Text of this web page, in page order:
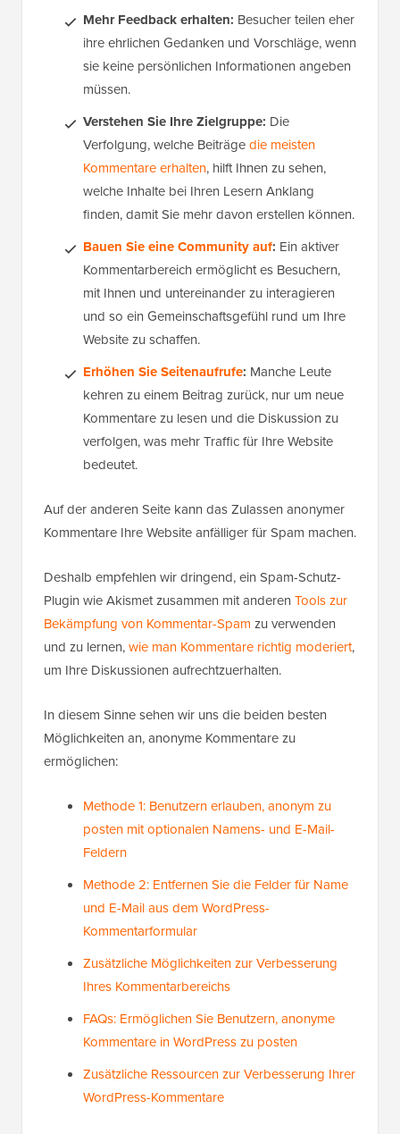
Mehr Feedback erhalten: Besucher teilen eher
ihre ehrlichen Gedanken und Vorschläge, wenn
sie keine persönlichen Informationen angeben
müssen.
Verstehen Sie Ihre Zielgruppe: Die
Verfolgung, welche Beiträgedie meisten
Kommentare erhalten, hilft Ihnen zu sehen,
welche Inhalte bei Ihren Lesern Anklang
finden, damit Sie mehr davon erstellen können.
Bauen Sie eine Community auf: Ein aktiver
Kommentarbereich ermöglicht es Besuchern,
mit Ihnen und untereinander zu interagieren
und so ein Gemeinschaftsgefühl rund um Ihre
Website zu schaffen.
Erhöhen Sie Seitenaufrufe: Manche Leute
kehren zu einem Beitrag zurück, nur um neue
Kommentare zu lesen und die Diskussion zu
verfolgen, was mehr Traffic für Ihre Website
bedeutet.
Auf der anderen Seite kann das Zulassen anonymer
Kommentare Ihre Website anfälliger für Spam machen.
Deshalb empfehlen wir dringend, ein Spam-Schutz-
Plugin wie Akismet zusammen mit anderen Tools zur
Bekämpfung von Kommentar-Spam zu verwenden
und zu lernen,wie man Kommentare richtig moderiert,
um Ihre Diskussionen aufrechtzuerhalten.
In diesem Sinne sehen wir uns die beiden besten
Möglichkeiten an, anonyme Kommentare zu
ermöglichen:
Methode 1: Benutzern erlauben, anonym zu
posten mit optionalen Namens- und E-Mail-
Feldern
Methode 2: Entfernen Sie die Felder für Name
und E-Mail aus dem WordPress-
Kommentarformular
Zusätzliche Möglichkeiten zur Verbesserung
Ihres Kommentarbereichs
FAQs: Ermöglichen Sie Benutzern, anonyme
Kommentare in WordPress zu posten
Zusätzliche Ressourcen zur Verbesserung Ihrer
WordPress-Kommentare